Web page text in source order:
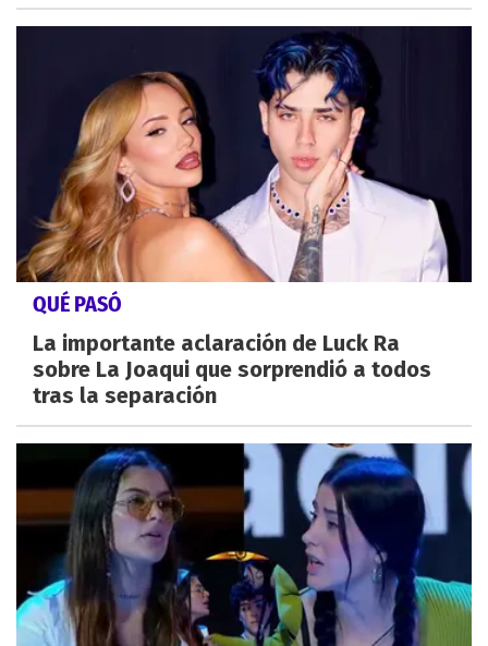
QUÉ PASÓ
La importante aclaración de Luck Ra
sobre La Joaqui que sorprendió a todos
tras la separación